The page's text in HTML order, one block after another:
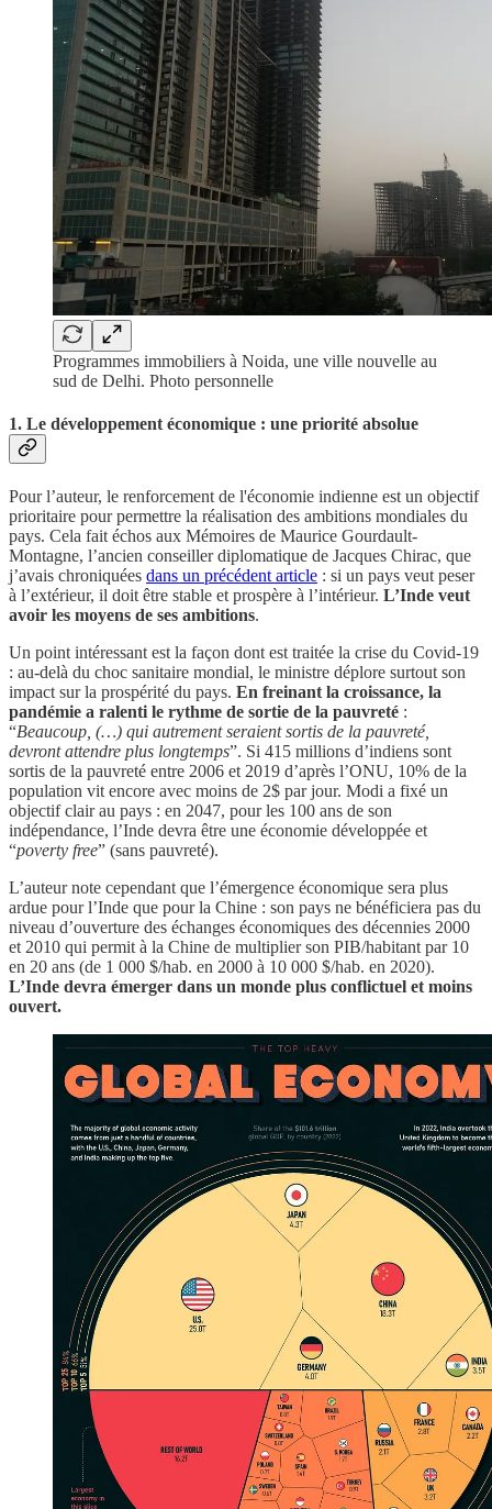
Programmes immobiliers à Noida, une ville nouvelle au
sud de Delhi. Photo personnelle
1. Le développement économique : une priorité absolue
Pour l’auteur, le renforcement de l'économie indienne est un objectif
prioritaire pour permettre la réalisation des ambitions mondiales du
pays. Cela fait échos aux Mémoires de Maurice Gourdault-
Montagne, l’ancien conseiller diplomatique de Jacques Chirac, que
j’avais chroniquées dans un précédent article : si un pays veut peser
à l’extérieur, il doit être stable et prospère à l’intérieur. L’Inde veut
avoir les moyens de ses ambitions.
Un point intéressant est la façon dont est traitée la crise du Covid-19
: au-delà du choc sanitaire mondial, le ministre déplore surtout son
impact sur la prospérité du pays. En freinant la croissance, la
pandémie a ralenti le rythme de sortie de la pauvreté :
“Beaucoup, (…) qui autrement seraient sortis de la pauvreté,
devront attendre plus longtemps”. Si 415 millions d’indiens sont
sortis de la pauvreté entre 2006 et 2019 d’après l’ONU, 10% de la
population vit encore avec moins de 2$ par jour. Modi a fixé un
objectif clair au pays : en 2047, pour les 100 ans de son
indépendance, l’Inde devra être une économie développée et
“poverty free” (sans pauvreté).
L’auteur note cependant que l’émergence économique sera plus
ardue pour l’Inde que pour la Chine : son pays ne bénéficiera pas du
niveau d’ouverture des échanges économiques des décennies 2000
et 2010 qui permit à la Chine de multiplier son PIB/habitant par 10
en 20 ans (de 1 000 $/hab. en 2000 à 10 000 $/hab. en 2020).
L’Inde devra émerger dans un monde plus conflictuel et moins
ouvert.